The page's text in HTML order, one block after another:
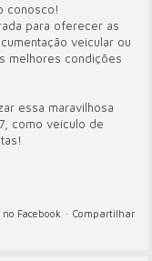
conosco!
para oferecer as
veicular ou
melhores condições
essa maravilhosa
como veículo de
no Facebook · Compartilhar